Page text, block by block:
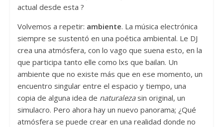
actual desde esta ?
Volvemos a repetir: ambiente. La música electrónica
siempre se sustentó en una poética ambiental. Le DJ
crea una atmósfera, con lo vago que suena esto, en la
que participa tanto elle como lxs que bailan. Un
ambiente que no existe más que en ese momento, un
encuentro singular entre el espacio y tiempo, una
copia de alguna idea de naturalezasin original, un
simulacro. Pero ahora hay un nuevo panorama; ¿Qué
atmósfera se puede crear en una realidad donde no